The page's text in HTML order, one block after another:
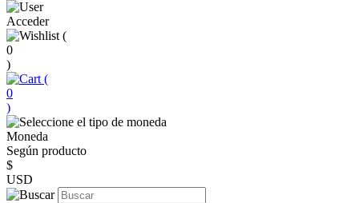
Acceder
(
0
)
(
0
)
Moneda
Según producto
$
USD